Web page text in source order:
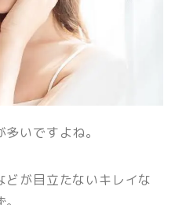
いですよね。
が目立たないキレイな